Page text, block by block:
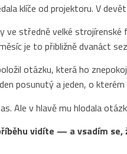
klíče od projektoru. V
ve středně velké
je to přibližně dvanáct
otázku, která ho
posunutý a jeden, o
Ale v hlavě mu hlodala
vidíte — a vsadím